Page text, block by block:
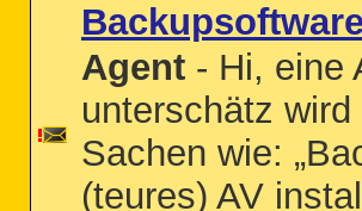
Agent - Hi, eine
unterschätz
Sachen wie:
(teures) AV